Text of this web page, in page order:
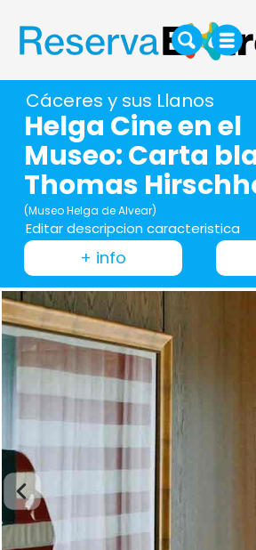
Cáceres y sus Llanos
Helga Cine en el
Museo: Carta
Thomas
(Museo Helga de Alvear)
Editar descripcion caracteristica
+ info